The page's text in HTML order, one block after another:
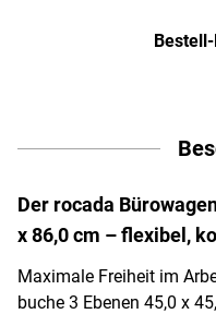
Der rocada
x 86,0 cm – flexibel,
Maximale Freiheit im
buche 3 Ebenen 45,0 x